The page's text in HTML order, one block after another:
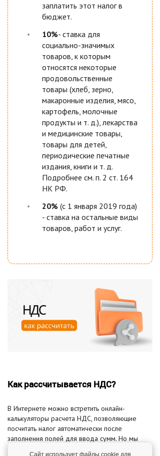
заплатить этот налог в
бюджет.
10%- ставка для
социально-значимых
товаров, к которым
относятся некоторые
продовольственные
товары (хлеб, зерно,
макаронные изделия, мясо,
картофель, молочные
продукты и т. д.), лекарства
и медицинские товары,
товары для детей,
периодические печатные
издания, книги и т. д.
Подробнее см. п. 2 ст. 164
НК РФ.
20% (с 1 января 2019 года)
- ставка на остальные виды
товаров, работ и услуг.
Как рассчитывается НДС?
В Интернете можно встретить онлайн-
калькуляторы расчета НДС, позволяющие
посчитать налог автоматически после
заполнения полей для ввода сумм. Но мы
Сайт использует файлы cookie для